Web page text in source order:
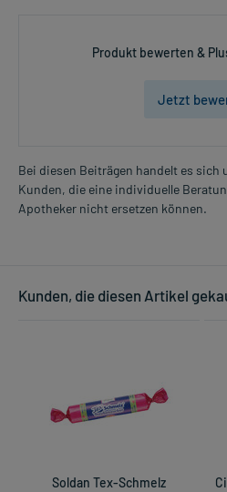
Produkt bewerten &
Jetzt
Bei diesen Beiträgen handelt es sich
Kunden, die eine individuelle
Apotheker nicht ersetzen können.
Kunden, die diesen Artikel
Soldan Tex-Schmelz